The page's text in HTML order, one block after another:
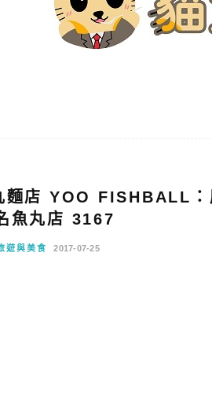
麵店 YOO FISHBALL：
魚丸店 3167
遊與美食 2017-07-25